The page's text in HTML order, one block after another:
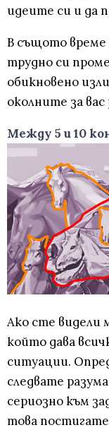
идеите си и да
В същото
трудно си
обикновено
околните за
Между 5 и 10
Ако сте видели
който дава
ситуации.
следвате
сериозно към
това